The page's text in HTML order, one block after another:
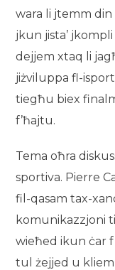
wara li jtemm
jkun jista’
dejjem xtaq li
jiżviluppa fl-
tiegħu biex
f’ħajtu.
Tema oħra
sportiva. Pierre
fil-qasam tax-
komunikazzjoni
wieħed ikun ċar
tul żejjed u